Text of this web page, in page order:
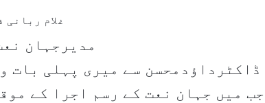
غلام
مدیرجہان
جب میں جہان نعت کے رسم اجرا کے